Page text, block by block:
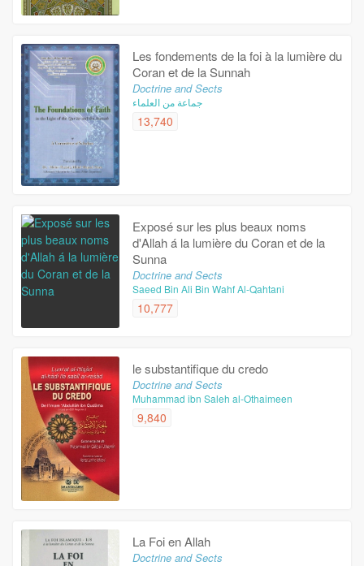
Les fondements de la foi à la lumière du
Coran et de la Sunnah
Doctrine and Sects
جماعة من العلماء
13,740
Exposé sur les plus beaux noms
d'Allah á la lumière du Coran et de la
Sunna
Doctrine and Sects
Saeed Bin Ali Bin Wahf Al-Qahtani
10,777
le substantifique du credo
Doctrine and Sects
Muhammad ibn Saleh al-Othaimeen
9,840
La Foi en Allah
Doctrine and Sects